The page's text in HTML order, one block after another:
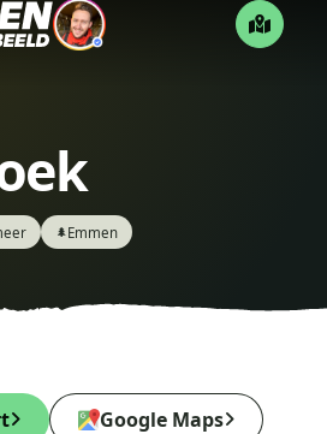
🌲Emmen
Google Maps